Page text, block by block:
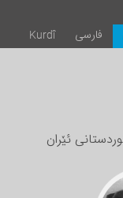
Kurdî
فارسی
ئێران